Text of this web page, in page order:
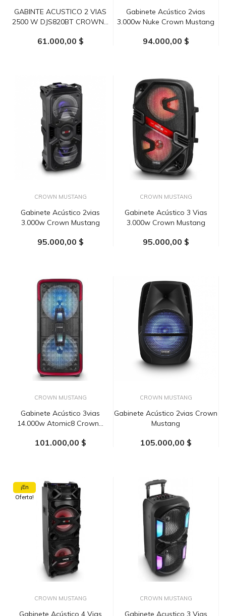
GABINTE ACUSTICO 2 VIAS
2500 W DJS820BT CROWN...
61.000,00 $
Gabinete Acústico 2vias
3.000w Nuke Crown Mustang
94.000,00 $
CROWN MUSTANG
Gabinete Acústico 2vias
3.000w Crown Mustang
95.000,00 $
CROWN MUSTANG
Gabinete Acústico 3 Vias
3.000w Crown Mustang
95.000,00 $
CROWN MUSTANG
Gabinete Acústico 3vias
14.000w Atomic8 Crown...
101.000,00 $
CROWN MUSTANG
Gabinete Acústico 2vias Crown
Mustang
105.000,00 $
¡En
Oferta!
CROWN MUSTANG
Gabinete Acústico 4 Vias
CROWN MUSTANG
Gabinete Acustico 3 Vias